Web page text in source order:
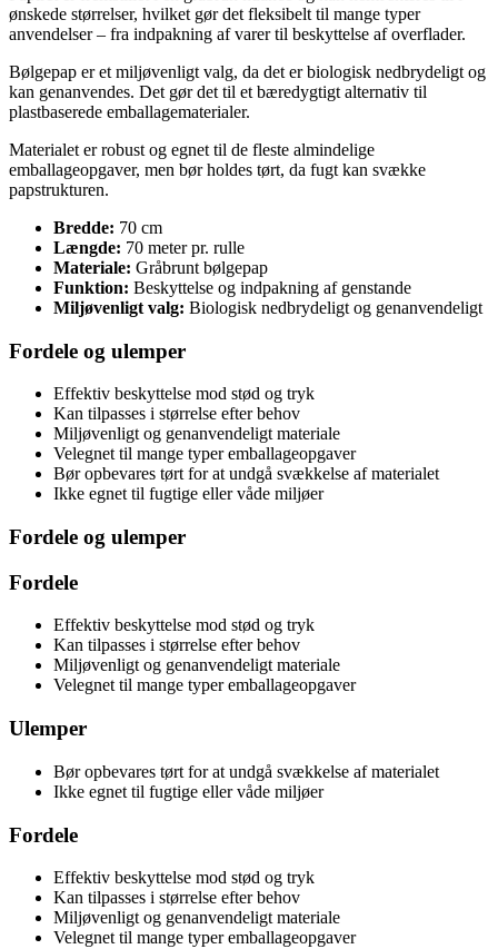
ønskede størrelser, hvilket gør det fleksibelt til mange typer
anvendelser – fra indpakning af varer til beskyttelse af overflader.
Bølgepap er et miljøvenligt valg, da det er biologisk nedbrydeligt og
kan genanvendes. Det gør det til et bæredygtigt alternativ til
plastbaserede emballagematerialer.
Materialet er robust og egnet til de fleste almindelige
emballageopgaver, men bør holdes tørt, da fugt kan svække
papstrukturen.
Bredde: 70 cm
Længde: 70 meter pr. rulle
Materiale: Gråbrunt bølgepap
Funktion: Beskyttelse og indpakning af genstande
Miljøvenligt valg: Biologisk nedbrydeligt og genanvendeligt
Fordele og ulemper
Effektiv beskyttelse mod stød og tryk
Kan tilpasses i størrelse efter behov
Miljøvenligt og genanvendeligt materiale
Velegnet til mange typer emballageopgaver
Bør opbevares tørt for at undgå svækkelse af materialet
Ikke egnet til fugtige eller våde miljøer
Fordele og ulemper
Fordele
Effektiv beskyttelse mod stød og tryk
Kan tilpasses i størrelse efter behov
Miljøvenligt og genanvendeligt materiale
Velegnet til mange typer emballageopgaver
Ulemper
Bør opbevares tørt for at undgå svækkelse af materialet
Ikke egnet til fugtige eller våde miljøer
Fordele
Effektiv beskyttelse mod stød og tryk
Kan tilpasses i størrelse efter behov
Miljøvenligt og genanvendeligt materiale
Velegnet til mange typer emballageopgaver